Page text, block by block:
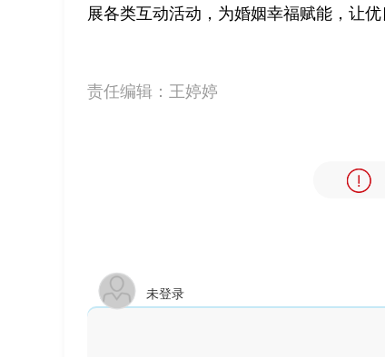
展各类互动活动，为婚姻幸福赋能，让优
责任编辑： 王婷婷
未登录